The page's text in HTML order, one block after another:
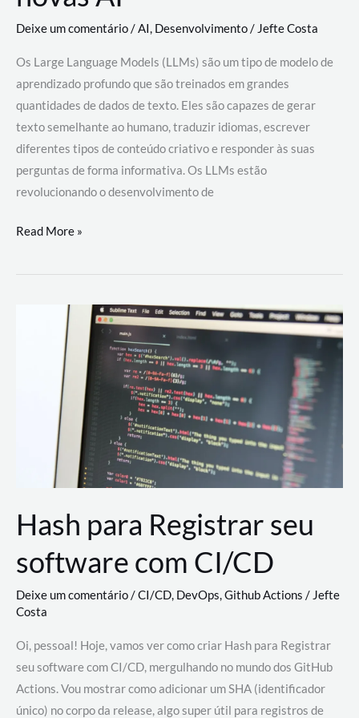
Deixe um comentário/AI, Desenvolvimento/ Jefte Costa
Os Large Language Models (LLMs) são um tipo de modelo de
aprendizado profundo que são treinados em grandes
quantidades de dados de texto. Eles são capazes de gerar
texto semelhante ao humano, traduzir idiomas, escrever
diferentes tipos de conteúdo criativo e responder às suas
perguntas de forma informativa. Os LLMs estão
revolucionando o desenvolvimento de
Large
Models
revolucionando
desenvolvimento
Read More »
Hash para Registrar seu
software com CI/CD
Deixe um comentário/CI/CD, DevOps,Github Actions /Jefte
Costa
Oi, pessoal! Hoje, vamos ver como criar Hash para Registrar
seu software com CI/CD, mergulhando no mundo dos GitHub
Actions. Vou mostrar como adicionar um SHA (identificador
único) no corpo da release, algo super útil para registros de